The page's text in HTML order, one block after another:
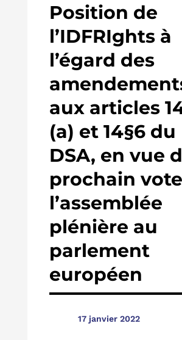
Position de
l’IDFRIghts à
l’égard des
aux articles
(a) et 14§6 du
DSA, en vue
prochain
l’assemblée
plénière au
parlement
européen
17 janvier 2022